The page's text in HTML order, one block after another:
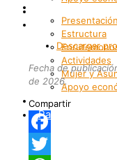
Patrimonio
Bienestar
Presentación
Estructura
Actividades
Mujer y
Apoyo
Patrimonio
Descargar
Fecha de
de 2026.
Compartir
Facebook